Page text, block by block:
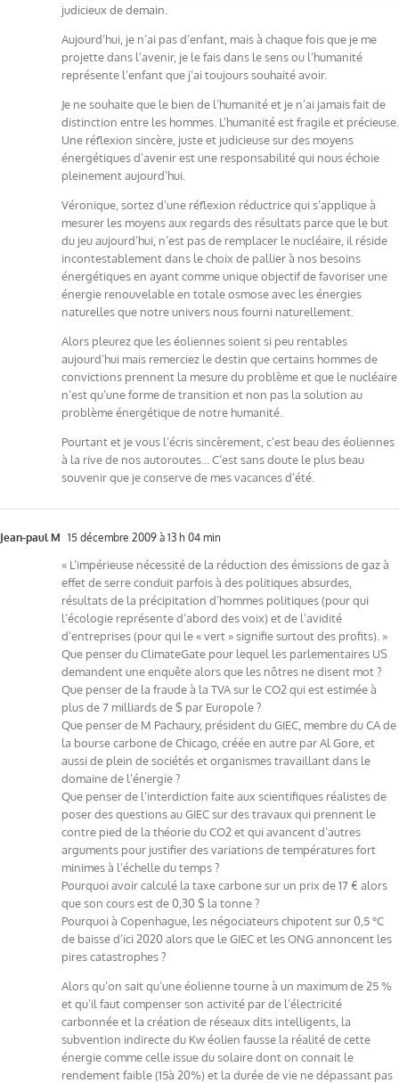
judicieux de demain.
Aujourd’hui, je n’ai pas d’enfant, mais à chaque fois que je me
projette dans l’avenir, je le fais dans le sens ou l’humanité
représente l’enfant que j’ai toujours souhaité avoir.
Je ne souhaite que le bien de l’humanité et je n’ai jamais fait de
distinction entre les hommes. L’humanité est fragile et précieuse.
Une réflexion sincère, juste et judicieuse sur des moyens
énergétiques d’avenir est une responsabilité qui nous échoie
pleinement aujourd’hui.
Véronique, sortez d’une réflexion réductrice qui s’applique à
mesurer les moyens aux regards des résultats parce que le but
du jeu aujourd’hui, n’est pas de remplacer le nucléaire, il réside
incontestablement dans le choix de pallier à nos besoins
énergétiques en ayant comme unique objectif de favoriser une
énergie renouvelable en totale osmose avec les énergies
naturelles que notre univers nous fourni naturellement.
Alors pleurez que les éoliennes soient si peu rentables
aujourd’hui mais remerciez le destin que certains hommes de
convictions prennent la mesure du problème et que le nucléaire
n’est qu’une forme de transition et non pas la solution au
problème énergétique de notre humanité.
Pourtant et je vous l’écris sincèrement, c’est beau des éoliennes
à la rive de nos autoroutes… C’est sans doute le plus beau
souvenir que je conserve de mes vacances d’été.
Jean-paul M 15 décembre 2009 à 13 h 04 min
« L’impérieuse nécessité de la réduction des émissions de gaz à
effet de serre conduit parfois à des politiques absurdes,
résultats de la précipitation d’hommes politiques (pour qui
l’écologie représente d’abord des voix) et de l’avidité
d’entreprises (pour qui le « vert » signifie surtout des profits). »
Que penser du ClimateGate pour lequel les parlementaires US
demandent une enquête alors que les nôtres ne disent mot ?
Que penser de la fraude à la TVA sur le CO2 qui est estimée à
plus de 7 milliards de $ par Europole ?
Que penser de M Pachaury, président du GIEC, membre du CA de
la bourse carbone de Chicago, créée en autre par Al Gore, et
aussi de plein de sociétés et organismes travaillant dans le
domaine de l’énergie ?
Que penser de l’interdiction faite aux scientifiques réalistes de
poser des questions au GIEC sur des travaux qui prennent le
contre pied de la théorie du CO2 et qui avancent d’autres
arguments pour justifier des variations de températures fort
minimes à l’échelle du temps ?
Pourquoi avoir calculé la taxe carbone sur un prix de 17 € alors
que son cours est de 0,30 $ la tonne ?
Pourquoi à Copenhague, les négociateurs chipotent sur 0,5 °C
de baisse d’ici 2020 alors que le GIEC et les ONG annoncent les
pires catastrophes ?
Alors qu’on sait qu’une éolienne tourne à un maximum de 25 %
et qu’il faut compenser son activité par de l’électricité
carbonnée et la création de réseaux dits intelligents, la
subvention indirecte du Kw éolien fausse la réalité de cette
énergie comme celle issue du solaire dont on connait le
rendement faible (15à 20%) et la durée de vie ne dépassant pas